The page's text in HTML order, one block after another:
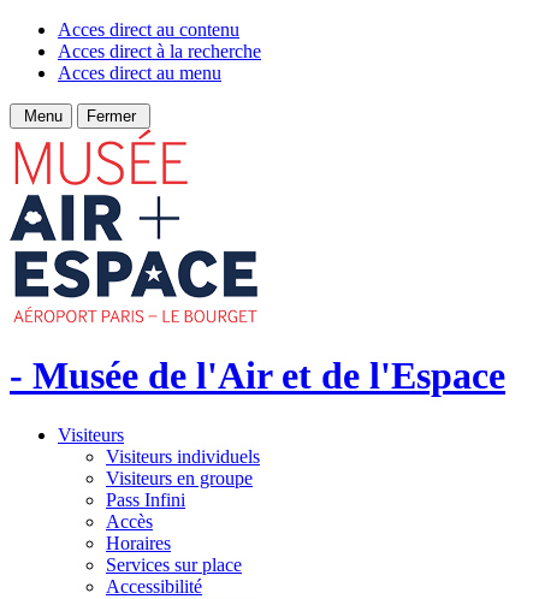
Acces direct au contenu
Acces direct à la recherche
Acces direct au menu
Menu Fermer
- Musée de l'Air et de l'Espace
Visiteurs
Visiteurs individuels
Visiteurs en groupe
Pass Infini
Accès
Horaires
Services sur place
Accessibilité